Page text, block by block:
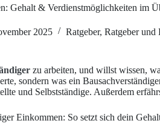
Gehalt & Verdienstmöglichkeiten im
2025 Ratgeber, Ratgeber und
zu arbeiten, und willst wissen,
sondern was ein
und Selbstständige. Außerdem
Einkommen: So setzt sich dein